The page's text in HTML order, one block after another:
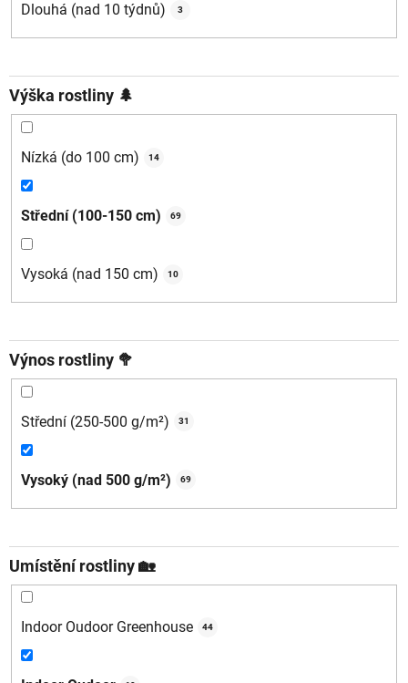
Dlouhá (nad 10 týdnů) 3
Výška rostliny 🌲
Nízká (do 100 cm) 14
Střední (100-150 cm) 69
Vysoká (nad 150 cm) 10
Výnos rostliny 🥦
Střední (250-500 g/m²) 31
Vysoký (nad 500 g/m²) 69
Umístění rostliny 🏡
Indoor Oudoor Greenhouse 44